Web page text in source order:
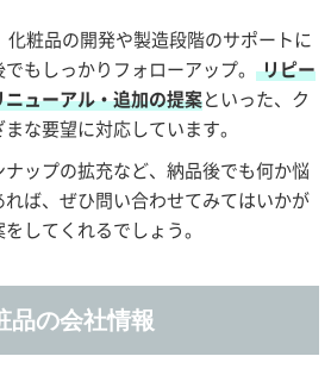
化粧品の開発や製造段階のサポートに
もしっかりフォローアップ。
リピー
ューアル・追加の提案といった、ク
な要望に対応しています。
ップの拡充など、納品後でも何か悩
ば、ぜひ問い合わせてみてはいかが
してくれるでしょう。
品の会社情報